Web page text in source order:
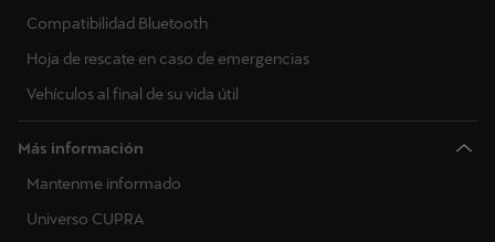
Compatibilidad Bluetooth
Hoja de rescate en caso de emergencias
Vehículos al final de su vida útil
Más información
Mantenme informado
Universo CUPRA